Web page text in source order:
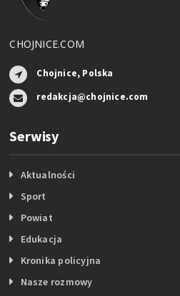
CHOJNICE.COM
Chojnice, Polska
redakcja@chojnice.com
Serwisy
Aktualności
Sport
Powiat
Edukacja
Kronika policyjna
Nasze rozmowy